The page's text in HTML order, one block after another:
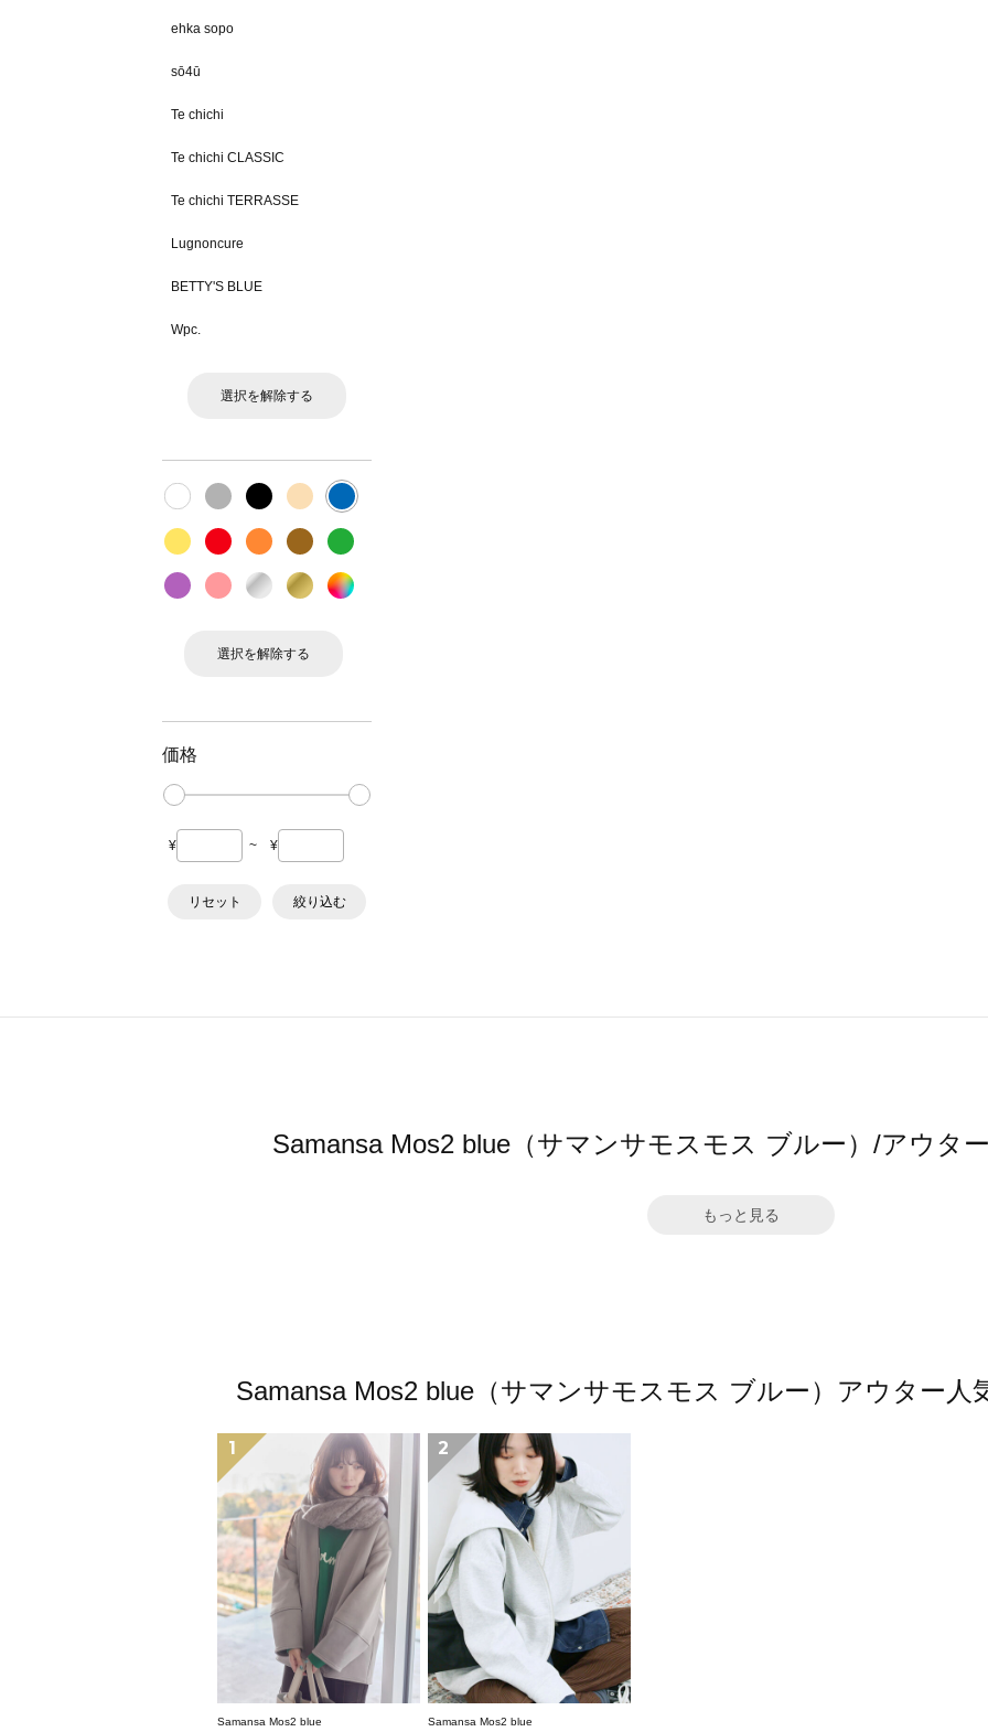
ehka sopo
sō4ū
Te chichi
Te chichi CLASSIC
Te chichi TERRASSE
Lugnoncure
BETTY'S BLUE
Wpc.
選択を解除する
選択を解除する
価格
¥ ~ ¥
リセット 絞り込む
Samansa Mos2 blue（サマンサモスモス ブルー）/アウタ
もっと見る
Samansa Mos2 blue（サマンサモスモス ブルー）アウター
1
Samansa Mos2 blue
2
Samansa Mos2 blue